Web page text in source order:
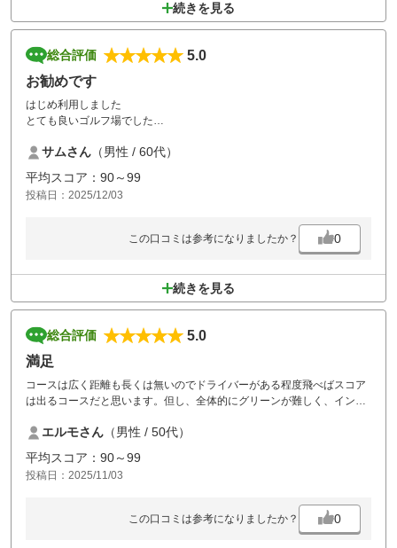
続きを見る
総合評価
5.0
お勧めです
はじめ利用しました
とても良いゴルフ場でした
バンカーとグリーンが難しかったです
バンカーは場所によって硬さが違い、グリーンは段差やアンジュレーシ
ョンがありラインが分かりにくかったです。(良いところにバンカーが)
池がらみが多かったけどあまり気にせずプレーできました
もちろん食事も美味しかったです(チキン南蛮を食べました)
サムさん （男性 / 60代）
平均スコア：90～99
投稿日：2025/12/03
この口コミは参考になりましたか？ 0
続きを見る
総合評価
5.0
満足
コースは広く距離も長くは無いのでドライバーがある程度飛べばスコア
は出るコースだと思います。但し、全体的にグリーンが難しく、インコ
います。
全体的に満足でしたが、食事がプラス無しのメニューがカレーとうどん
しか無かったのが残念でした。
エルモさん （男性 / 50代）
平均スコア：90～99
投稿日：2025/11/03
この口コミは参考になりましたか？ 0